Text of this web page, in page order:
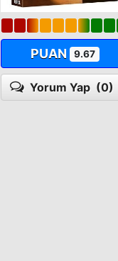
PUAN 9.67
Yorum Yap (0)